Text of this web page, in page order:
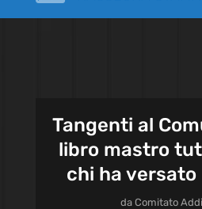
Tangenti al
libro mastro
chi ha
daComitato